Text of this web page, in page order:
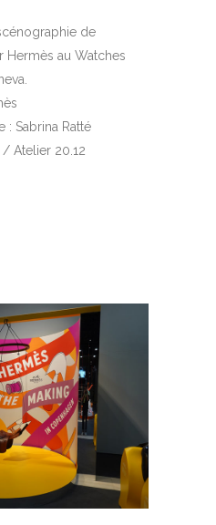
de
Hermès au Watches
: Sabrina Ratté
Atelier 20.12